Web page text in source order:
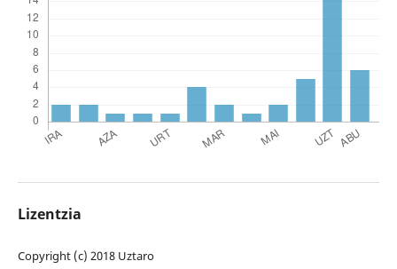
Lizentzia
Copyright (c) 2018 Uztaro